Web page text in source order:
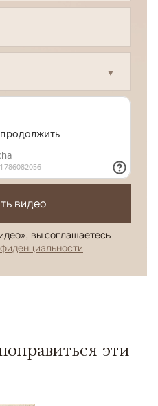
видео
вы соглашаетесь
эти